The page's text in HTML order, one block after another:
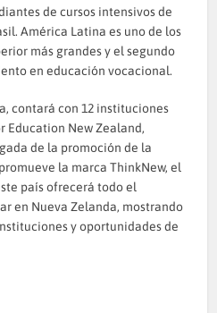
de cursos intensivos de
América Latina es uno de los
más grandes y el segundo
en educación vocacional.
contará con 12 instituciones
Education New Zealand,
de la promoción de la
la marca ThinkNew, el
país ofrecerá todo el
en Nueva Zelanda, mostrando
y oportunidades de